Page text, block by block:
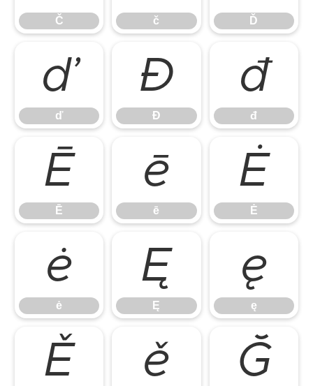
Č č Ď
ď
ď
Đ
Đ
đ
đ
Ē
Ē
ē
ē
Ė
Ė
ė
ė
Ę
Ę
ę
ę
Ě ě Ğ